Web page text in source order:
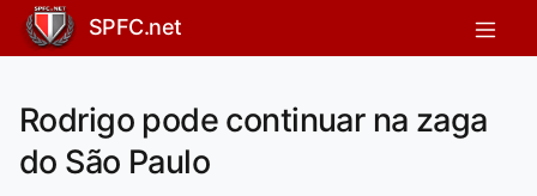
SPFC.net
Rodrigo pode continuar na zaga
do São Paulo